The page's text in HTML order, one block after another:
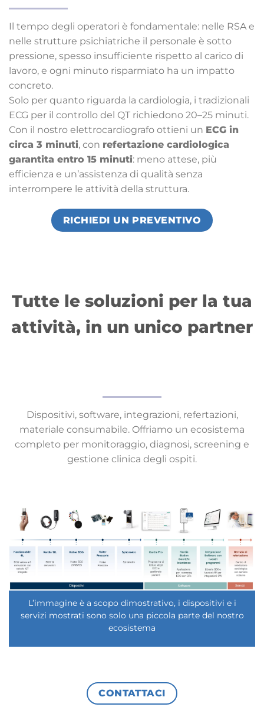
Il tempo degli operatori è fondamentale: nelle RSA e
nelle strutture psichiatriche il personale è sotto
pressione, spesso insufficiente rispetto al carico di
lavoro, e ogni minuto risparmiato ha un impatto
concreto.
Solo per quanto riguarda la cardiologia, i tradizionali
ECG per il controllo del QT richiedono 20–25 minuti.
Con il nostro elettrocardiografo ottieni un ECG in
circa 3 minuti, con refertazione cardiologica
garantita entro 15 minuti: meno attese, più
efficienza e un’assistenza di qualità senza
interrompere le attività della struttura.
RICHIEDI UN PREVENTIVO
Tutte le soluzioni per la tua
attività, in un unico partner
Dispositivi, software, integrazioni, refertazioni,
materiale consumabile. Offriamo un ecosistema
completo per monitoraggio, diagnosi, screening e
gestione clinica degli ospiti.
L’immagine è a scopo dimostrativo, i dispositivi e i
servizi mostrati sono solo una piccola parte del nostro
ecosistema
CONTATTACI